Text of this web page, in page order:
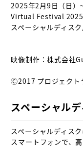
2025年2月9日（日）
Virtual Festival 2025
スペーシャルディス
映像制作：株式会社
Ⓒ2017 プロジェクト
スペーシャル
スペーシャルディス
スマートフォンで、